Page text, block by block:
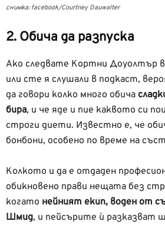
снимка: facebook/Courtney Dauwalter
2. Обича да разпуска
Ако следвате Кортни Доуолтър
или сте я слушали в подкаст,
да говори колко много обича
бира, и че яде и пие каквото си
строги диети. Известно е, че
бонбони, особено по време на
Колкото и да е отдаден
обикновено прави нещата без
когато нейният екип, воден от
Шмид, и пейсърите ѝ разказват